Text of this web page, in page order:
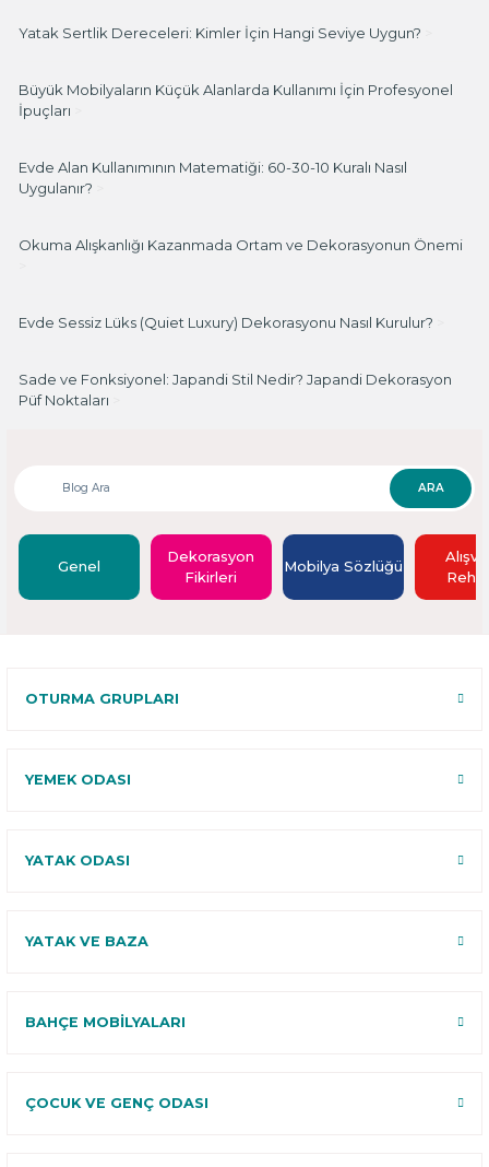
Yatak Sertlik Dereceleri: Kimler İçin Hangi Seviye Uygun?
Büyük Mobilyaların Küçük Alanlarda Kullanımı İçin Profesyonel
İpuçları
Evde Alan Kullanımının Matematiği: 60-30-10 Kuralı Nasıl
Uygulanır?
Okuma Alışkanlığı Kazanmada Ortam ve Dekorasyonun Önemi
Evde Sessiz Lüks (Quiet Luxury) Dekorasyonu Nasıl Kurulur?
Sade ve Fonksiyonel: Japandi Stil Nedir? Japandi Dekorasyon
Püf Noktaları
ARA
Genel
Dekorasyon
Fikirleri
Mobilya Sözlüğü
OTURMA GRUPLARI
YEMEK ODASI
YATAK ODASI
YATAK VE BAZA
BAHÇE MOBİLYALARI
ÇOCUK VE GENÇ ODASI